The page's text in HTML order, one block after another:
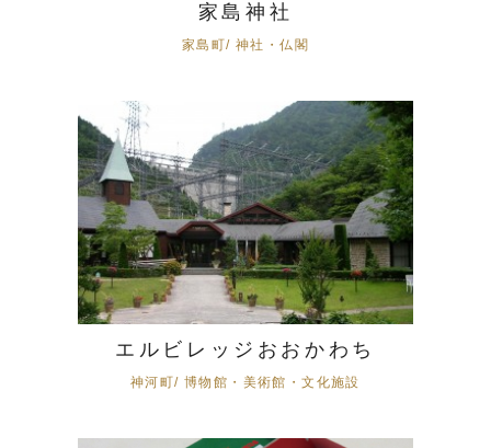
家島神社
家島町/ 神社・仏閣
エルビレッジおおかわち
神河町/ 博物館・美術館・文化施設